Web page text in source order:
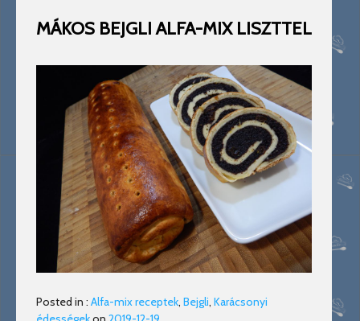
MÁKOS BEJGLI ALFA-MIX LISZTTEL
Posted in : Alfa-mix receptek, Bejgli, Karácsonyi